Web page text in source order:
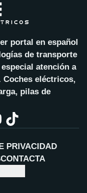
portal en español
de transporte
atención a
Coches eléctricos,
pilas de
PRIVACIDAD
CONTACTA